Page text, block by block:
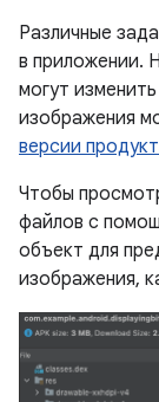
Различные
в приложении.
могут
изображения
версии
Чтобы
файлов с
объект для
изображения,